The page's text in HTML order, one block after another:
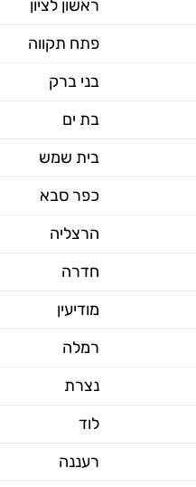
ראשון לציון
פתח תקווה
בני ברק
בת ים
בית שמש
כפר סבא
הרצליה
חדרה
מודיעין
רמלה
נצרת
לוד
רעננה